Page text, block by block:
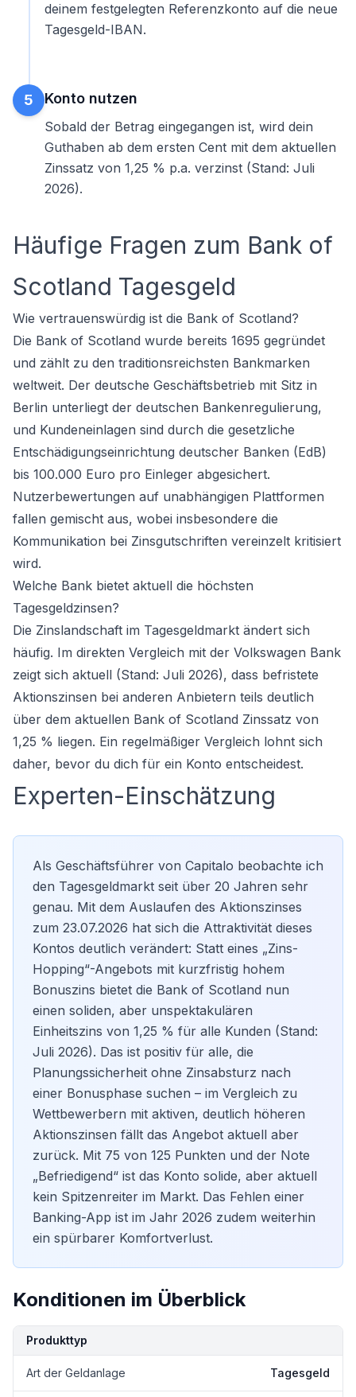
deinem festgelegten Referenzkonto auf die neue
Tagesgeld-IBAN.
5 Konto nutzen
Sobald der Betrag eingegangen ist, wird dein
Guthaben ab dem ersten Cent mit dem aktuellen
Zinssatz von 1,25 % p.a. verzinst (Stand: Juli
2026).
Häufige Fragen zum Bank of
Scotland Tagesgeld
Wie vertrauenswürdig ist die Bank of Scotland?
Die Bank of Scotland wurde bereits 1695 gegründet
und zählt zu den traditionsreichsten Bankmarken
weltweit. Der deutsche Geschäftsbetrieb mit Sitz in
Berlin unterliegt der deutschen Bankenregulierung,
und Kundeneinlagen sind durch die gesetzliche
Entschädigungseinrichtung deutscher Banken (EdB)
bis 100.000 Euro pro Einleger abgesichert.
Nutzerbewertungen auf unabhängigen Plattformen
fallen gemischt aus, wobei insbesondere die
Kommunikation bei Zinsgutschriften vereinzelt kritisiert
wird.
Welche Bank bietet aktuell die höchsten
Tagesgeldzinsen?
Die Zinslandschaft im Tagesgeldmarkt ändert sich
häufig. Im direkten Vergleich mit der Volkswagen Bank
zeigt sich aktuell (Stand: Juli 2026), dass befristete
Aktionszinsen bei anderen Anbietern teils deutlich
über dem aktuellen Bank of Scotland Zinssatz von
1,25 % liegen. Ein regelmäßiger Vergleich lohnt sich
daher, bevor du dich für ein Konto entscheidest.
Experten-Einschätzung
Als Geschäftsführer von Capitalo beobachte ich
den Tagesgeldmarkt seit über 20 Jahren sehr
genau. Mit dem Auslaufen des Aktionszinses
zum 23.07.2026 hat sich die Attraktivität dieses
Kontos deutlich verändert: Statt eines „Zins-
Hopping“-Angebots mit kurzfristig hohem
Bonuszins bietet die Bank of Scotland nun
einen soliden, aber unspektakulären
Einheitszins von 1,25 % für alle Kunden (Stand:
Juli 2026). Das ist positiv für alle, die
Planungssicherheit ohne Zinsabsturz nach
einer Bonusphase suchen – im Vergleich zu
Wettbewerbern mit aktiven, deutlich höheren
Aktionszinsen fällt das Angebot aktuell aber
zurück. Mit 75 von 125 Punkten und der Note
„Befriedigend“ ist das Konto solide, aber aktuell
kein Spitzenreiter im Markt. Das Fehlen einer
Banking-App ist im Jahr 2026 zudem weiterhin
ein spürbarer Komfortverlust.
Konditionen im Überblick
KonditionDetails
Produkttyp
Art der Geldanlage Tagesgeld